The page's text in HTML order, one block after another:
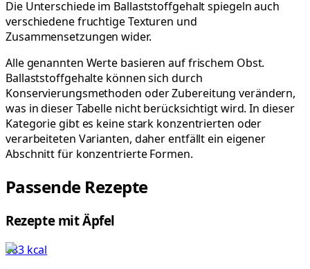
Die Unterschiede im Ballaststoffgehalt spiegeln auch
verschiedene fruchtige Texturen und
Zusammensetzungen wider.
Alle genannten Werte basieren auf frischem Obst.
Ballaststoffgehalte können sich durch
Konservierungsmethoden oder Zubereitung verändern,
was in dieser Tabelle nicht berücksichtigt wird. In dieser
Kategorie gibt es keine stark konzentrierten oder
verarbeiteten Varianten, daher entfällt ein eigener
Abschnitt für konzentrierte Formen.
Passende Rezepte
Rezepte mit Äpfel
683kcal